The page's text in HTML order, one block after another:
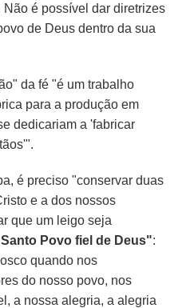
é possível dar diretrizes
de Deus dentro da sua
da fé "é um trabalho
para a produção em
dedicariam a 'fabricar
é preciso "conservar duas
e a dos nossos
que um leigo seja
Povo fiel de Deus":
quando nos
do nosso povo, nos
a nossa alegria, a alegria